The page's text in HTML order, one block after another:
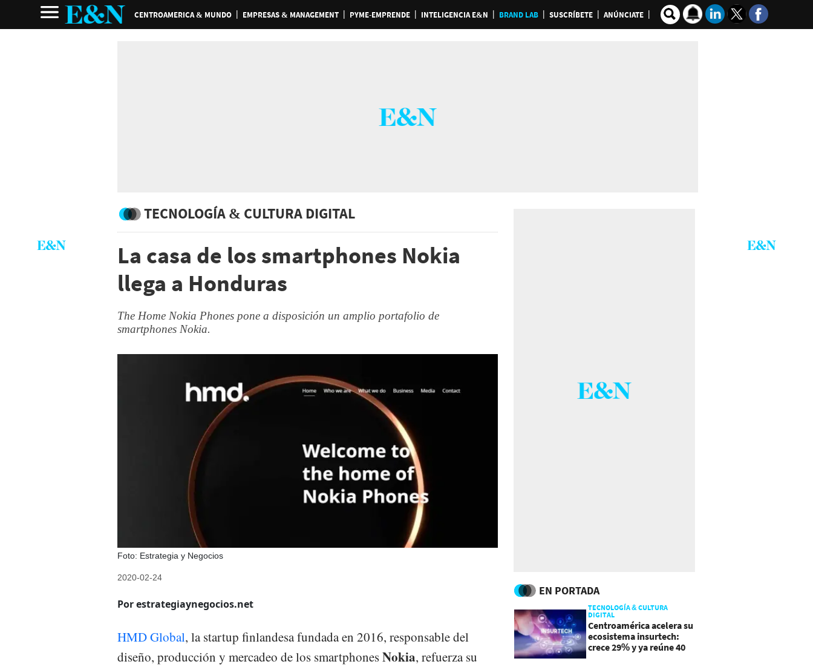
CENTROAMERICA & MUNDO EMPRESAS & MANAGEMENT PYME-EMPRENDE INTELIGENCIA E&N BRAND LAB SUSCRÍBETE ANÚNCIATE
TECNOLOGÍA & CULTURA DIGITAL
La casa de los smartphones Nokia
llega a Honduras
The Home Nokia Phones pone a disposición un amplio portafolio de
smartphones Nokia.
Foto: Estrategia y Negocios
2020-02-24
Por estrategiaynegocios.net
HMD Global, la startup finlandesa fundada en 2016, responsable del
diseño, producción y mercadeo de los smartphonesNokia, refuerza su
EN PORTADA
TECNOLOGÍA & CULTURA
DIGITAL
Centroamérica acelera su
ecosistema insurtech:
crece 29% y ya reúne 40